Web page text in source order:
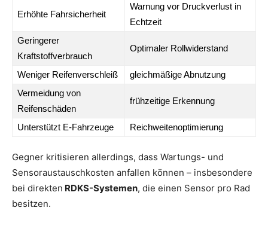
Erhöhte Fahrsicherheit
Warnung vor Druckverlust in
Echtzeit
Geringerer
Kraftstoffverbrauch
Optimaler Rollwiderstand
Weniger Reifenverschleiß
gleichmäßige Abnutzung
Vermeidung von
Reifenschäden
frühzeitige Erkennung
Unterstützt E-Fahrzeuge Reichweitenoptimierung
Gegner kritisieren allerdings, dass Wartungs- und
Sensoraustauschkosten anfallen können – insbesondere
bei direkten RDKS-Systemen, die einen Sensor pro Rad
besitzen.